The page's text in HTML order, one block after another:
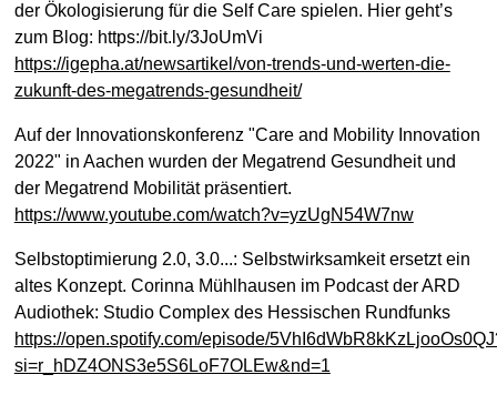
der Ökologisierung für die Self Care spielen. Hier geht’s
zum Blog: https://bit.ly/3JoUmVi
https://igepha.at/newsartikel/von-trends-und-werten-die-
zukunft-des-megatrends-gesundheit/
Auf der Innovationskonferenz "Care and Mobility Innovation
2022" in Aachen wurden der Megatrend Gesundheit und
der Megatrend Mobilität präsentiert.
https://www.youtube.com/watch?v=yzUgN54W7nw
Selbstoptimierung 2.0, 3.0...: Selbstwirksamkeit ersetzt ein
altes Konzept. Corinna Mühlhausen im Podcast der ARD
Audiothek: Studio Complex des Hessischen Rundfunks
https://open.spotify.com/episode/
si=r_hDZ4ONS3e5S6LoF7OLEw&nd=1